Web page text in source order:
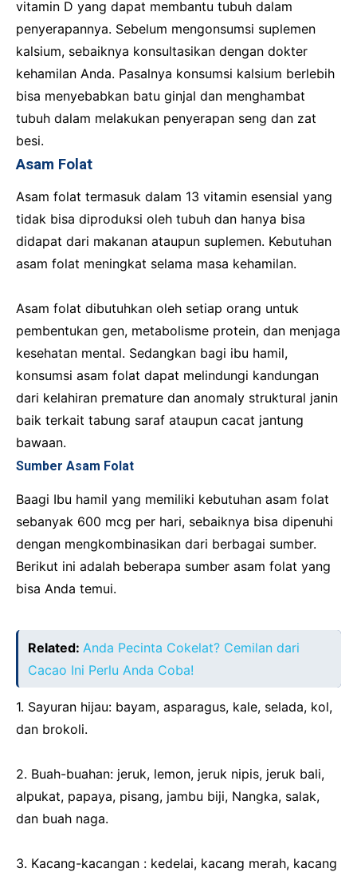
vitamin D yang dapat membantu tubuh dalam
penyerapannya. Sebelum mengonsumsi suplemen
kalsium, sebaiknya konsultasikan dengan dokter
kehamilan Anda. Pasalnya konsumsi kalsium berlebih
bisa menyebabkan batu ginjal dan menghambat
tubuh dalam melakukan penyerapan seng dan zat
besi.
Asam Folat
Asam folat termasuk dalam 13 vitamin esensial yang
tidak bisa diproduksi oleh tubuh dan hanya bisa
didapat dari makanan ataupun suplemen. Kebutuhan
asam folat meningkat selama masa kehamilan.
Asam folat dibutuhkan oleh setiap orang untuk
pembentukan gen, metabolisme protein, dan menjaga
kesehatan mental. Sedangkan bagi ibu hamil,
konsumsi asam folat dapat melindungi kandungan
dari kelahiran premature dan anomaly struktural janin
baik terkait tabung saraf ataupun cacat jantung
bawaan.
Sumber Asam Folat
Baagi Ibu hamil yang memiliki kebutuhan asam folat
sebanyak 600 mcg per hari, sebaiknya bisa dipenuhi
dengan mengkombinasikan dari berbagai sumber.
Berikut ini adalah beberapa sumber asam folat yang
bisa Anda temui.
Related: Anda Pecinta Cokelat? Cemilan dari
Cacao Ini Perlu Anda Coba!
1. Sayuran hijau: bayam, asparagus, kale, selada, kol,
dan brokoli.
2. Buah-buahan: jeruk, lemon, jeruk nipis, jeruk bali,
alpukat, papaya, pisang, jambu biji, Nangka, salak,
dan buah naga.
3. Kacang-kacangan : kedelai, kacang merah, kacang